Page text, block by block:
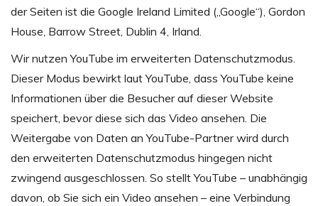
der Seiten ist die Google Ireland Limited („Google“), Gordon
House, Barrow Street, Dublin 4, Irland.
Wir nutzen YouTube im erweiterten Datenschutzmodus.
Dieser Modus bewirkt laut YouTube, dass YouTube keine
Informationen über die Besucher auf dieser Website
speichert, bevor diese sich das Video ansehen. Die
Weitergabe von Daten an YouTube-Partner wird durch
den erweiterten Datenschutzmodus hingegen nicht
zwingend ausgeschlossen. So stellt YouTube – unabhängig
davon, ob Sie sich ein Video ansehen – eine Verbindung